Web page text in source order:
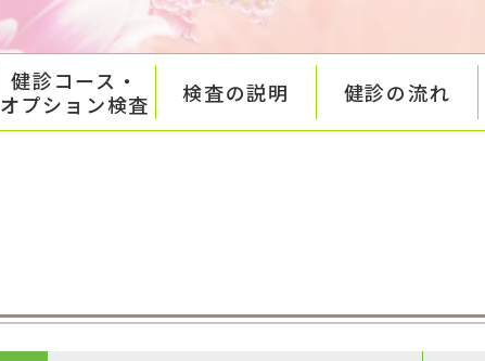
健診コース・
オプション検査
検査の説明 健診の流れ